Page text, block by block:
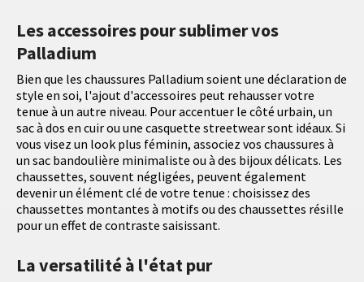
Les accessoires pour sublimer vos
Palladium
Bien que les chaussures Palladium soient une déclaration de
style en soi, l'ajout d'accessoires peut rehausser votre
tenue à un autre niveau. Pour accentuer le côté urbain, un
sac à dos en cuir ou une casquette streetwear sont idéaux. Si
vous visez un look plus féminin, associez vos chaussures à
un sac bandoulière minimaliste ou à des bijoux délicats. Les
chaussettes, souvent négligées, peuvent également
devenir un élément clé de votre tenue : choisissez des
chaussettes montantes à motifs ou des chaussettes résille
pour un effet de contraste saisissant.
La versatilité à l'état pur